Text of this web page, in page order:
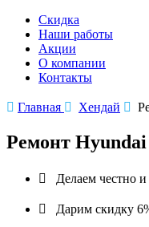
Скидка
Наши работы
Акции
О компании
Контакты
 Главная  Хендай 
Ремонт
 Делаем честно и
 Дарим скидку